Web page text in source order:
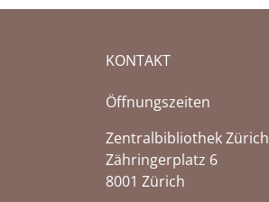
KONTAKT
Öffnungszeiten
Zentralbibliothek Zürich
Zähringerplatz 6
8001 Zürich